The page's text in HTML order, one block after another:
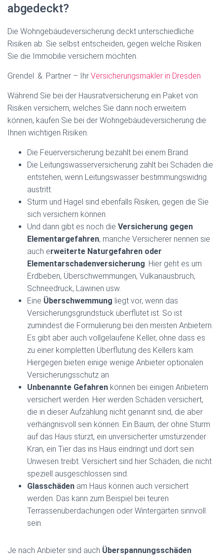
abgedeckt?
Die Wohngebäudeversicherung deckt unterschiedliche
Risiken ab. Sie selbst entscheiden, gegen welche Risiken
Sie die Immobilie versichern möchten.
Grendel .&. Partner – Ihr Versicherungsmakler in Dresden
Während Sie bei der Hausratversicherung ein Paket von
Risiken versichern, welches Sie dann noch erweitern
können, kaufen Sie bei der Wohngebäudeversicherung die
Ihnen wichtigen Risiken.
Die Feuerversicherung bezahlt bei einem Brand.
Die Leitungswasserversicherung zahlt bei Schäden die
entstehen, wenn Leitungswasser bestimmungswidrig
austritt.
Sturm und Hagel sind ebenfalls Risiken, gegen die Sie
sich versichern können.
Und dann gibt es noch die Versicherung gegen
Elementargefahren, manche Versicherer nennen sie
auch erweiterte Naturgefahren oder
Elementarschadenversicherung. Hier geht es um
Erdbeben, Überschwemmungen, Vulkanausbruch,
Schneedruck, Lawinen usw.
Eine Überschwemmung liegt vor, wenn das
Versicherungsgrundstück überflutet ist. So ist
zumindest die Formulierung bei den meisten Anbietern.
Es gibt aber auch vollgelaufene Keller, ohne dass es
zu einer kompletten Überflutung des Kellers kam.
Hiergegen bieten einige wenige Anbieter optionalen
Versicherungsschutz an.
Unbenannte Gefahren können bei einigen Anbietern
versichert werden. Hier werden Schäden versichert,
die in dieser Aufzählung nicht genannt sind, die aber
verhängnisvoll sein können. Ein Baum, der ohne Sturm
auf das Haus stürzt, ein unversicherter umstürzender
Kran, ein Tier das ins Haus eindringt und dort sein
Unwesen treibt. Versichert sind hier Schäden, die nicht
speziell ausgeschlossen sind.
Glasschäden am Haus können auch versichert
werden. Das kann zum Beispiel bei teuren
Terrassenüberdachungen oder Wintergärten sinnvoll
sein.
Je nach Anbieter sind auch Überspannungsschäden